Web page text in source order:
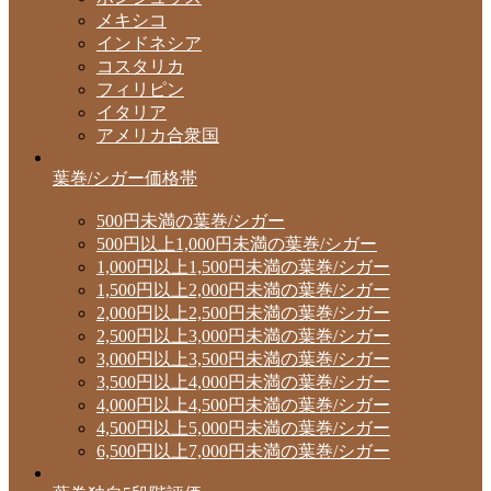
メキシコ
インドネシア
コスタリカ
フィリピン
イタリア
アメリカ合衆国
葉巻/シガー価格帯
500円未満の葉巻/シガー
500円以上1,000円未満の葉巻/シガー
1,000円以上1,500円未満の葉巻/シガー
1,500円以上2,000円未満の葉巻/シガー
2,000円以上2,500円未満の葉巻/シガー
2,500円以上3,000円未満の葉巻/シガー
3,000円以上3,500円未満の葉巻/シガー
3,500円以上4,000円未満の葉巻/シガー
4,000円以上4,500円未満の葉巻/シガー
4,500円以上5,000円未満の葉巻/シガー
6,500円以上7,000円未満の葉巻/シガー